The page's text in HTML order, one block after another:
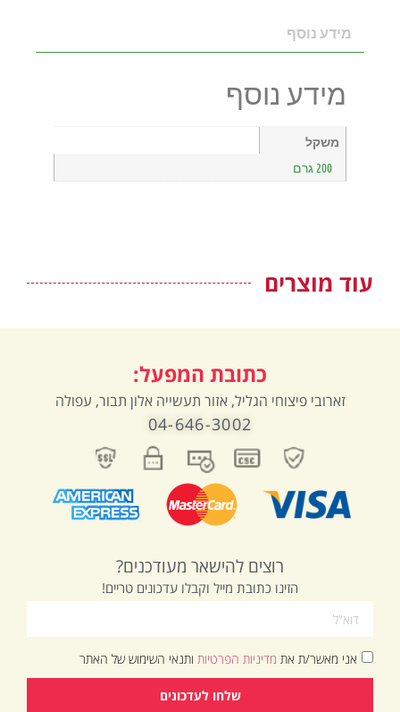
מידע נוסף
מידע נוסף
משקל
200 גרם
עוד מוצרים
כתובת המפעל:
זארובי פיצוחי הגליל, אזור תעשייה אלון תבור, עפולה
04-646-3002
רוצים להישאר מעודכנים?
הזינו כתובת מייל וקבלו עדכונים טריים!
אני מאשר/ת את מדיניות הפרטיות ותנאי השימוש של האתר
שלחו לעדכונים